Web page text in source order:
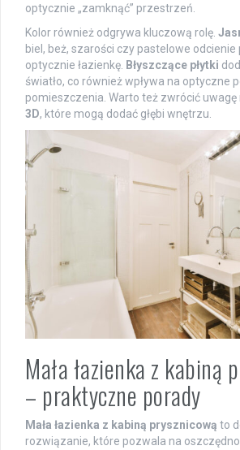
optycznie „zamknąć” przestrzeń.
Kolor również odgrywa kluczową rolę.
biel, beż, szarości czy pastelowe odcienie
optycznie łazienkę. Błyszczące płytki
światło, co również wpływa na optyczne
pomieszczenia. Warto też zwrócić uwagę
3D, które mogą dodać głębi wnętrzu.
Mała łazienka z kabiną
– praktyczne porady
Mała łazienka z kabiną prysznicową to
rozwiązanie, które pozwala na